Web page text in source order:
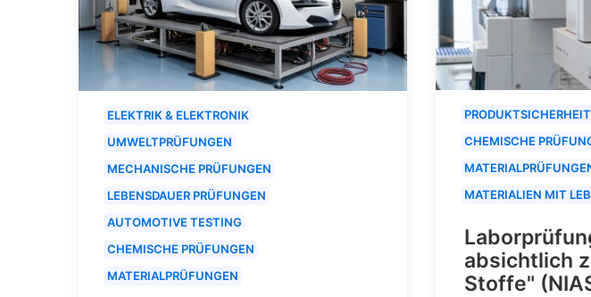
ELEKTRIK & ELEKTRONIK
UMWELTPRÜFUNGEN
MECHANISCHE PRÜFUNGEN
LEBENSDAUER PRÜFUNGEN
AUTOMOTIVE TESTING
CHEMISCHE PRÜFUNGEN
MATERIALPRÜFUNGEN
PRODUKTSICHERHEIT
CHEMISCHE
MATERIALIEN MIT
absichtlich
Stoffe"